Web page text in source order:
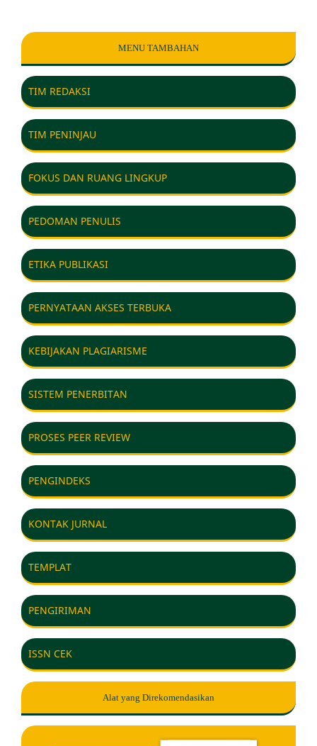
MENU TAMBAHAN
TIM REDAKSI
TIM PENINJAU
FOKUS DAN RUANG LINGKUP
PEDOMAN PENULIS
ETIKA PUBLIKASI
PERNYATAAN AKSES TERBUKA
KEBIJAKAN PLAGIARISME
SISTEM PENERBITAN
PROSES PEER REVIEW
PENGINDEKS
KONTAK JURNAL
TEMPLAT
PENGIRIMAN
ISSN CEK
Alat yang Direkomendasikan